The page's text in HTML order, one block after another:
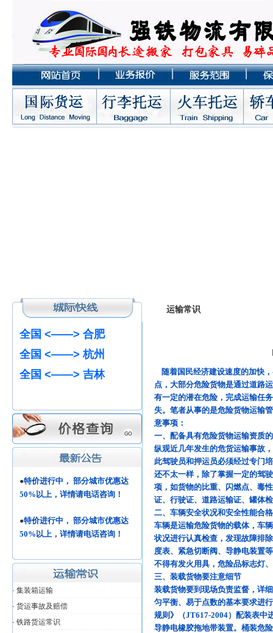
全国 <——> 北京
全国 <——> 武汉
全国 <——> 青岛
全国 <——> 贵阳
全国 <——> 合肥
全国 <——> 杭州
全国 <——> 吉林
全国 <——> 北京
全国 <——> 武汉
全国 <——> 青岛
全国 <——> 厦门
全国 <——> 广东
全国 <——> 郑州
全国 <——> 北京
全国 <——> 大连
全国 <——> 呼和浩特
全国 <——> 海口
全国 <——> 成都
●特价进行中， 部分城市优惠达
50%以上，详情请电话咨询！
●特价进行中， 部分城市优惠达
50%以上，详情请电话咨询！
· 集装箱运输
· 货运事故及赔偿
· 铁路货运常识
运输常识
随着国民经济建设速度的加快
点，大部分危险货物是通过道路
有一定的潜在危险，完成运输任
失。笔者从事的是危险货物运输
意事项：
一、配备具有危险货物运输资质
纵观近几年发生的危货运输事故
此驾驶员和押运员必须经过专门
还不太一样，除了掌握一定的驾
项，如货物的比重、闪燃点、毒
证、行驶证、道路运输证、罐体
二、车辆安全状况和安全性能合格
车辆是运输危险货物的载体，车
状况进行认真检查，发现故障排
度表、紧急切断阀、导静电装置
不得有发火用具，危险品标志灯
三、装载货物要注意细节
装载货物要到现场负责监督，详
匀平衡、易于点数的基本要求进
规则》（JT617-2004）配装表中
导静电橡胶拖地带装置。桶装危